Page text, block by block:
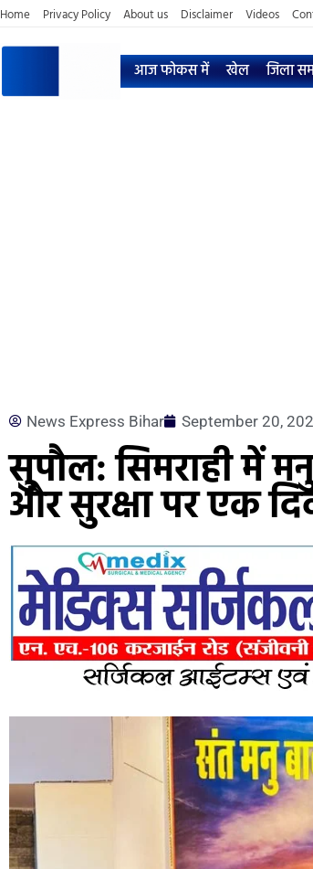
Home Privacy Policy About us Disclaimer Videos
आज फोकस में खेल जिला
News Express Bihar September 20,
सुपौल: सिमराही में
और सुरक्षा पर एक